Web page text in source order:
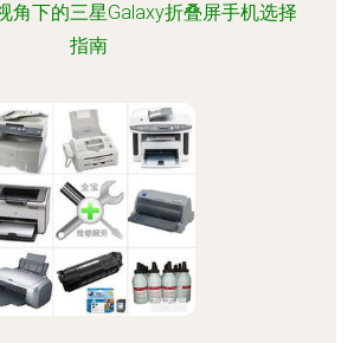
角下的三星Galaxy折叠屏手机选择
指南